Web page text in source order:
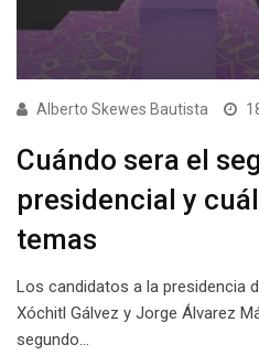
Alberto Skewes Bautista
Cuándo sera el
presidencial y
temas
Los candidatos a la presidencia
Xóchitl Gálvez y Jorge Álvarez
segundo…